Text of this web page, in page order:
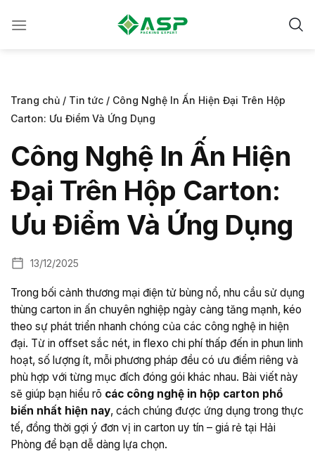
đến
Trang chủ / Tin tức / Công Nghệ In Ấn Hiện Đại Trên Hộp
Carton: Ưu Điểm Và Ứng Dụng
Công Nghệ In Ấn Hiện
Đại Trên Hộp Carton:
Ưu Điểm Và Ứng Dụng
13/12/2025
Trong bối cảnh thương mại điện tử bùng nổ, nhu cầu sử dụng
thùng carton in ấn chuyên nghiệp ngày càng tăng mạnh, kéo
theo sự phát triển nhanh chóng của các công nghệ in hiện
đại. Từ in offset sắc nét, in flexo chi phí thấp đến in phun linh
hoạt, số lượng ít, mỗi phương pháp đều có ưu điểm riêng và
phù hợp với từng mục đích đóng gói khác nhau. Bài viết này
sẽ giúp bạn hiểu rõ các công nghệ in hộp carton phổ
biến nhất hiện nay, cách chúng được ứng dụng trong thực
tế, đồng thời gợi ý đơn vị in carton uy tín – giá rẻ tại Hải
Phòng để bạn dễ dàng lựa chọn.